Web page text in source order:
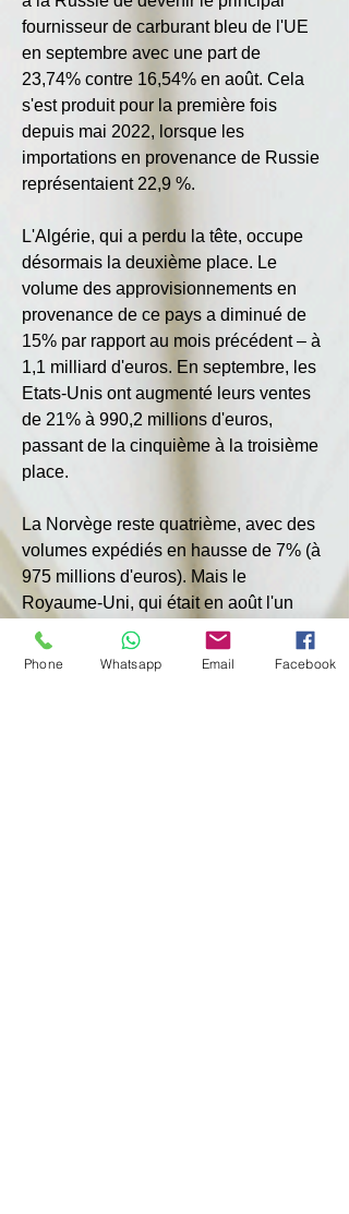
fournisseur de carburant bleu de l'UE
en septembre avec une part de
23,74% contre 16,54% en août. Cela
s'est produit pour la première fois
depuis mai 2022, lorsque les
importations en provenance de Russie
représentaient 22,9 %.
L'Algérie, qui a perdu la tête, occupe
désormais la deuxième place. Le
volume des approvisionnements en
provenance de ce pays a diminué de
15% par rapport au mois précédent – ​​à
1,1 milliard d'euros. En septembre, les
Etats-Unis ont augmenté leurs ventes
de 21% à 990,2 millions d'euros,
passant de la cinquième à la troisième
place.
La Norvège reste quatrième, avec des
volumes expédiés en hausse de 7% (à
975 millions d'euros). Mais le
Royaume-Uni, qui était en août l'un
des trois plus grands vendeurs de gaz
de l'UE, a réduit ses
Phone Whatsapp Email Facebook